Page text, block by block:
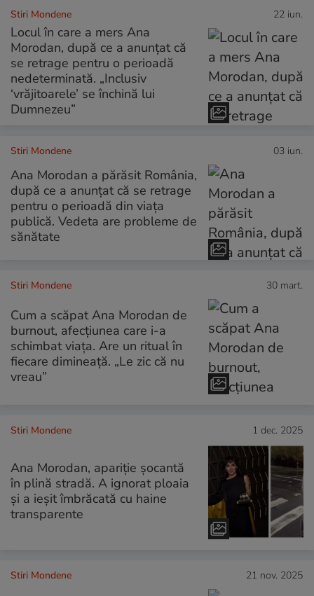
Stiri Mondene 22 iun.
Locul în care a mers Ana
Morodan, după ce a anunțat că
se retrage pentru o perioadă
nedeterminată. „Inclusiv
‘vrăjitoarele’ se închină lui
Dumnezeu”
Stiri Mondene 03 iun.
Ana Morodan a părăsit România,
după ce a anunțat că se retrage
pentru o perioadă din viața
publică. Vedeta are probleme de
sănătate
Stiri Mondene 30 mart.
Cum a scăpat Ana Morodan de
burnout, afecțiunea care i-a
schimbat viața. Are un ritual în
fiecare dimineață. „Le zic că nu
vreau”
Stiri Mondene 1 dec. 2025
Ana Morodan, apariție șocantă
în plină stradă. A ignorat ploaia
și a ieșit îmbrăcată cu haine
transparente
Stiri Mondene 21 nov. 2025